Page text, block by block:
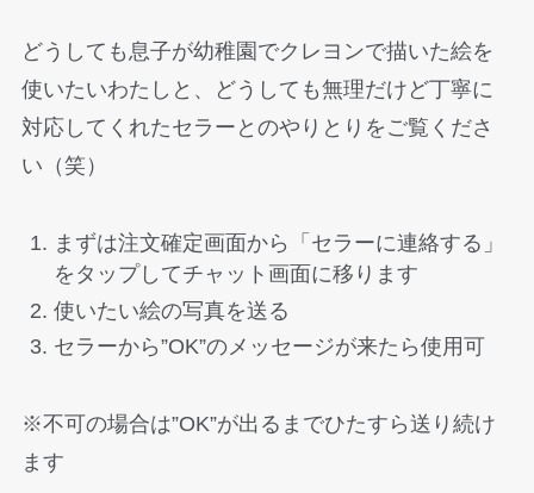
どうしても息子が幼稚園でクレヨンで描いた絵を
使いたいわたしと、どうしても無理だけど丁寧に
対応してくれたセラーとのやりとりをご覧くださ
い（笑）
まずは注文確定画面から「セラーに連絡する」
をタップしてチャット画面に移ります
使いたい絵の写真を送る
セラーから”OK”のメッセージが来たら使用可
※不可の場合は”OK”が出るまでひたすら送り続け
ます